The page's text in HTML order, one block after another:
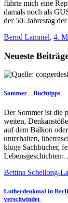
führte mich eine
damals noch als
der 50. Jahrestag
Bernd Lammel, 4.
Neueste
Sommer – Buchtipps
Der Sommer ist die
weiten,
auf dem Balkon
unterhalten,
kluge Sachbücher,
Bettina Schellong-
Lutherdenkmal in
verschwindet